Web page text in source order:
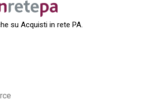
su Acquisti in rete PA.